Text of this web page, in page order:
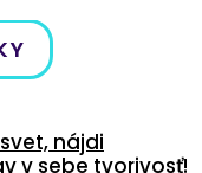
nájdi
v sebe tvorivosť!